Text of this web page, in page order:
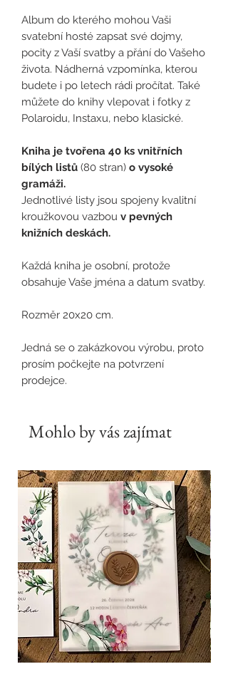
Album do kterého mohou Vaši
svatební hosté zapsat své dojmy,
pocity z Vaší svatby a přání do Vašeho
života. Nádherná vzpomínka, kterou
budete i po letech rádi pročítat. Také
můžete do knihy vlepovat i fotky z
Polaroidu, Instaxu, nebo klasické.
Kniha je tvořena 40 ks vnitřních
bílých listů (80 stran) o vysoké
gramáži.
Jednotlivé listy jsou spojeny kvalitní
kroužkovou vazbou v pevných
knižních deskách.
Každá kniha je osobní, protože
obsahuje Vaše jména a datum svatby.
Rozměr 20x20 cm.
Jedná se o zakázkovou výrobu, proto
prosím počkejte na potvrzení
prodejce.
Mohlo by vás zajímat